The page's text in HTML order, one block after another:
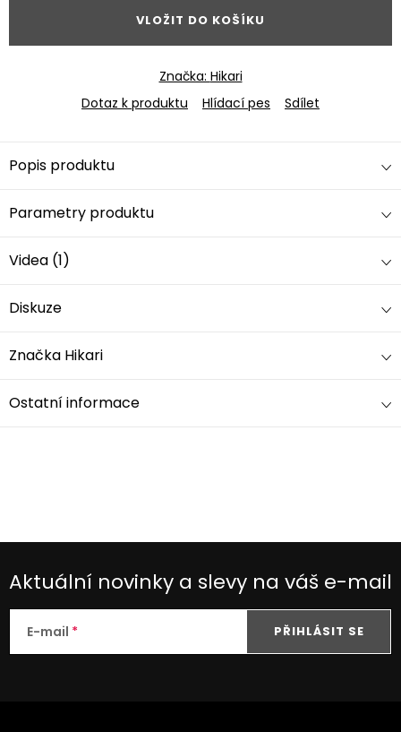
VLOŽIT DO KOŠÍKU
Značka: Hikari
Dotaz k produktu
Hlídací pes Sdílet
Popis produktu
Parametry produktu
Videa (1)
Diskuze
Značka Hikari
Ostatní informace
Aktuální novinky a slevy na váš e-mail
E-mail PŘIHLÁSIT SE